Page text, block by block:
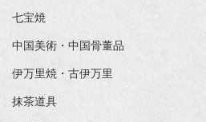
七宝焼
中国美術・中国骨董品
伊万里焼・古伊万里
抹茶道具